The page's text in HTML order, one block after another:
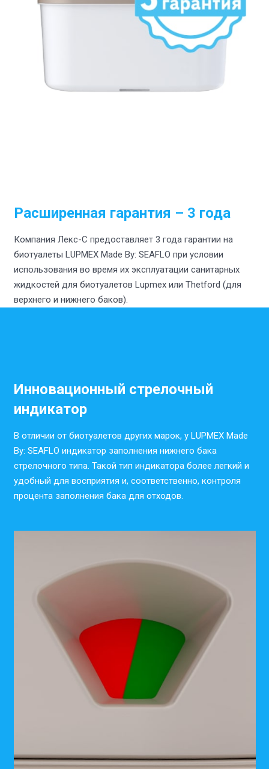
Расширенная гарантия – 3 года
Компания Лекс-С предоставляет 3 года гарантии на
биотуалеты LUPMEX Made By: SEAFLO при условии
использования во время их эксплуатации санитарных
жидкостей для биотуалетов Lupmex или Thetford (для
верхнего и нижнего баков).
Инновационный стрелочный
индикатор
В отличии от биотуалетов других марок, у LUPMEX Made
By: SEAFLO индикатор заполнения нижнего бака
стрелочного типа. Такой тип индикатора более легкий и
удобный для восприятия и, соответственно, контроля
процента заполнения бака для отходов.